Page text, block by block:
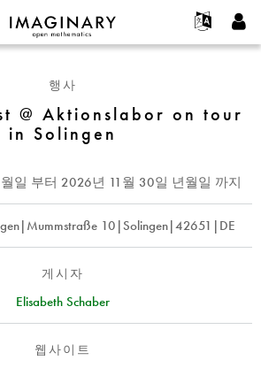
Français
Deutsch
한국어
Türkçe
Programs
Galleries
Hands-On
Texts
Exhibitions
프로젝트
참가하기
연락처
운 비밀번호 요청하기
행사
@ Aktionslabor on tour
in Solingen
일 부터 2026년 11월 30일 년월일 까지
10|Solingen|42651|DE
게시자
Elisabeth Schaber
웹사이트